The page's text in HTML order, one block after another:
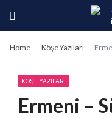
Home Köşe Yazıları
KÖŞE YAZILARI
Ermeni –